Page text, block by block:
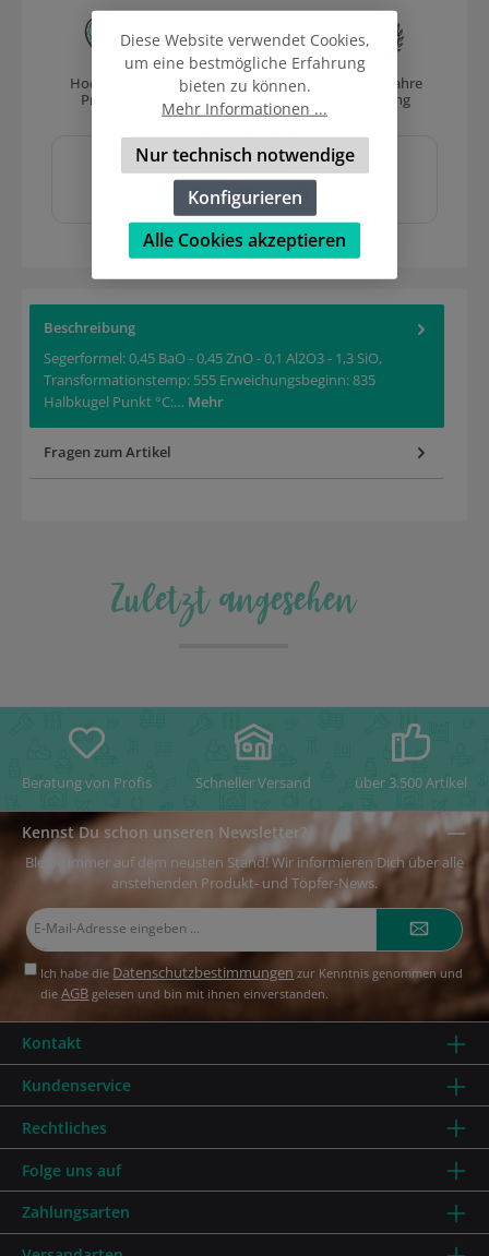
Hochwertige
Produkte
Versand
mit DHL
Über 40 Jahre
Erfahrung
Sicher und schnell
bezahlen mit
Beschreibung
Segerformel: 0,45 BaO - 0,45 ZnO - 0,1 Al2O3 - 1,3 SiO,
Transformationstemp: 555 Erweichungsbeginn: 835
Halbkugel Punkt °C:… Mehr
Fragen zum Artikel
Zuletzt angesehen
Beratung von Profis Schneller Versand über 3.500 Artikel
Kennst Du schon unseren Newsletter?
Bleibe immer auf dem neusten Stand! Wir informieren Dich über alle
anstehenden Produkt- und Töpfer-News.
Ich habe die Datenschutzbestimmungen zur Kenntnis genommen und
dieAGB gelesen und bin mit ihnen einverstanden.
Kundenservice
Rechtliches
Kontakt
Zahlungsarten
Folge uns auf
Diese Website verwendet Cookies,
um eine bestmögliche Erfahrung
bieten zu können.
Mehr Informationen ...
Nur technisch notwendige
Konfigurieren
Alle Cookies akzeptieren